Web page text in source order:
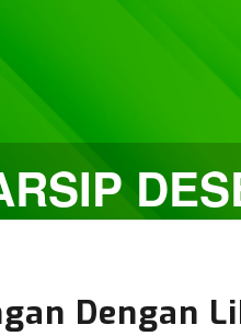
Dengan